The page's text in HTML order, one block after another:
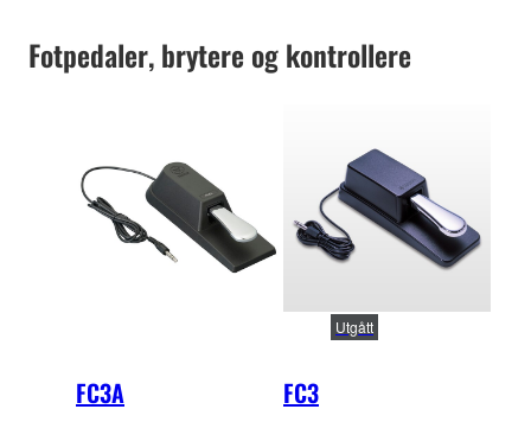
Fotpedaler, brytere og kontrollere
FC3A FC3
Utgått